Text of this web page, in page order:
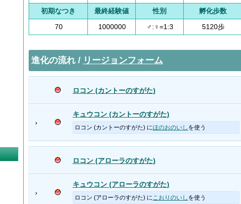
初期なつき
最終経験値 性別
孵化歩数
70
1000000 ♂:♀=1:3 5120歩
進化の流れ / リージョンフォーム
ロコン (カントーのすがた)
›
キュウコン (カントーのすがた)
ロコン (カントーのすがた) にほのおのいし を使う
ロコン (アローラのすがた)
›
キュウコン (アローラのすがた)
ロコン (アローラのすがた) にこおりのいし を使う